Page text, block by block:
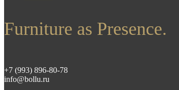
Furniture as Presence.
+7 (993) 896-80-78
info@bollu.ru